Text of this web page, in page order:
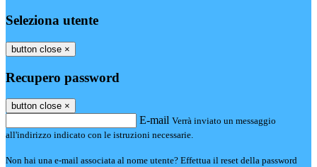
Seleziona utente
button close ×
Recupero password
button close ×
E-mail Verrà inviato un messaggio
all'indirizzo indicato con le istruzioni necessarie.
Non hai una e-mail associata al nome utente? Effettua il reset della password